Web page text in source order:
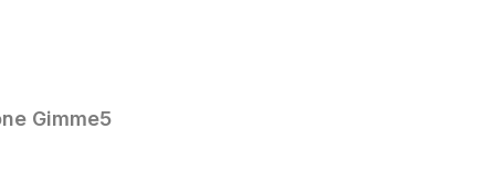
Gimme5